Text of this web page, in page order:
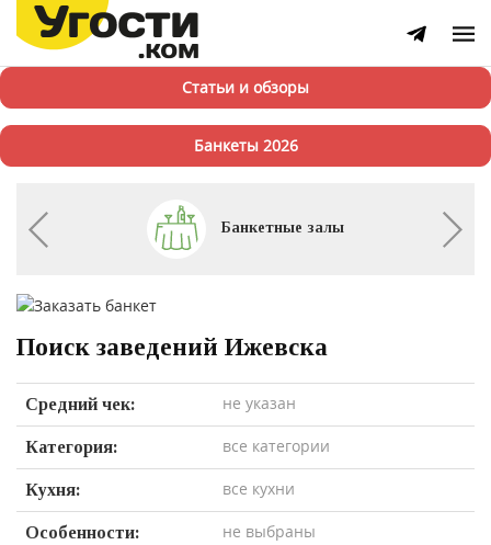
Статьи и обзоры
Банкеты 2026
Банкетные залы
Поиск заведений Ижевска
Средний чек: не указан
Категория: все категории
Кухня: все кухни
Особенности: не выбраны